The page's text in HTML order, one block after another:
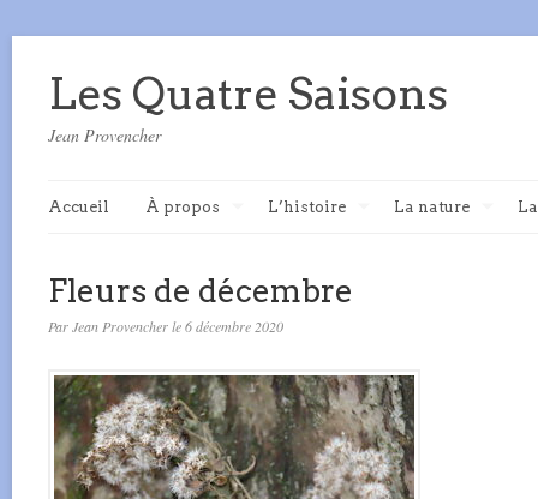
Les Quatre Saisons
Jean Provencher
Accueil À propos L’histoire La nature
Fleurs de décembre
Par Jean Provencher le 6 décembre 2020